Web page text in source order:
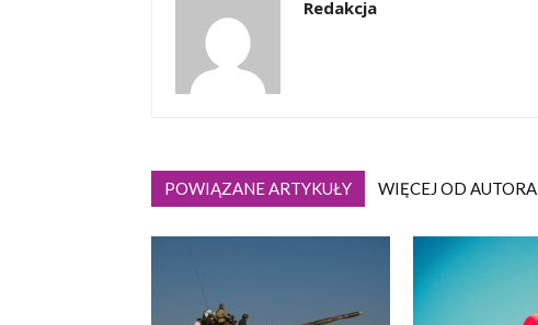
Redakcja
POWIĄZANE ARTYKUŁY WIĘCEJ OD AUTORA